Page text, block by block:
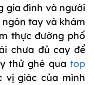
gia đình và người
tay và khám
thực đường phố
chưa đủ cay để
thử ghé qua top
vị giác của mình